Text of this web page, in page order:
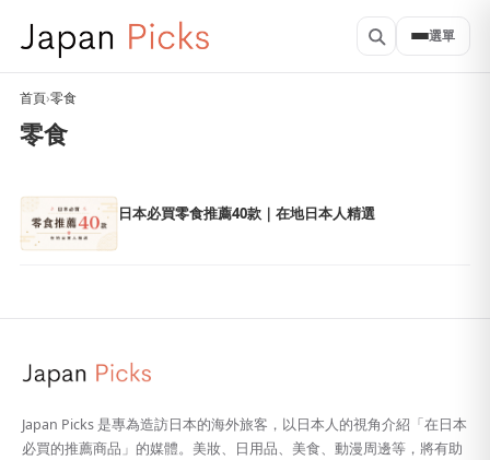
選單
首頁›零食
零食
日本必買零食推薦40款｜在地日本人精選
Japan Picks 是專為造訪日本的海外旅客，以日本人的視角介紹「在日本
必買的推薦商品」的媒體。美妝、日用品、美食、動漫周邊等，將有助